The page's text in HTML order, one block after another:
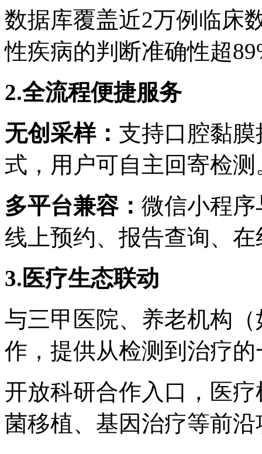
数据库覆盖近2万例临床
性疾病的判断准确性超
2.全流程便捷服务
无创采样： 支持口腔黏
式，用户可自主回寄检测
多平台兼容： 微信小程
线上预约、报告查询、
3. 医疗生态联动
与三甲医院、养老机构
作，提供从检测到治疗
开放科研合作入口，医
菌移植、基因治疗等前沿